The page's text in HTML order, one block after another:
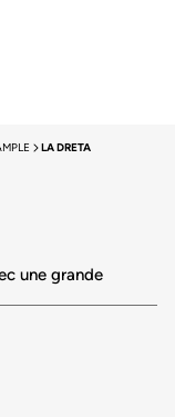
LA DRETA
une grande